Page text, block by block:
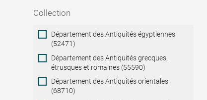
Collection
Collection
Département des Antiquités égyptiennes
(52471)
Département des Antiquités grecques,
étrusques et romaines (55590)
Département des Antiquités orientales
(68710)